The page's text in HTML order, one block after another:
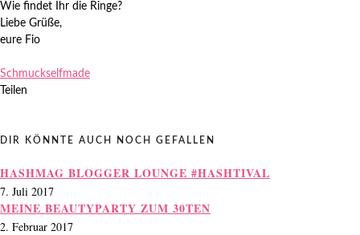
Wie findet Ihr die Ringe?
Liebe Grüße,
eure Fio
Schmuckselfmade
Teilen
DIR KÖNNTE AUCH NOCH GEFALLEN
HASHMAG BLOGGER LOUNGE #HASHTIVAL
7. Juli 2017
MEINE BEAUTYPARTY ZUM 30TEN
2. Februar 2017